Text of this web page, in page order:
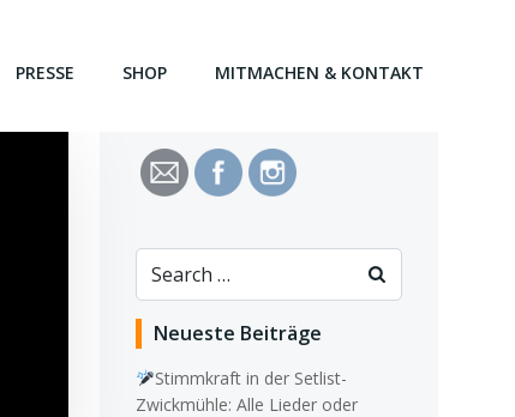
PRESSE SHOP MITMACHEN & KONTAKT
Search
for:
Neueste Beiträge
Stimmkraft in der Setlist-
Zwickmühle: Alle Lieder oder